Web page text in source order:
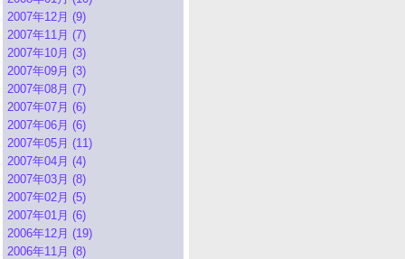
2007年12月 (9)
2007年11月 (7)
2007年10月 (3)
2007年09月 (3)
2007年08月 (7)
2007年07月 (6)
2007年06月 (6)
2007年05月 (11)
2007年04月 (4)
2007年03月 (8)
2007年02月 (5)
2007年01月 (6)
2006年12月 (19)
2006年11月 (8)